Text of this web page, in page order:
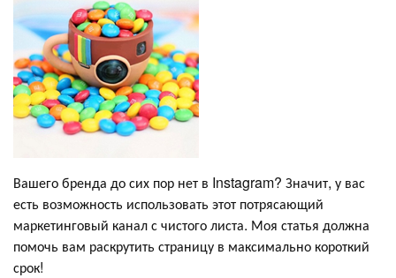
Вашего бренда до сих пор нет в Instagram? Значит, у вас
есть возможность использовать этот потрясающий
маркетинговый канал с чистого листа. Моя статья должна
помочь вам раскрутить страницу в максимально короткий
срок!